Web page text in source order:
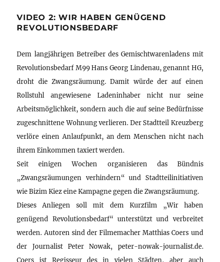
VIDEO 2: WIR HABEN GENÜGEND
REVOLUTIONSBEDARF
Dem langjährigen Betreiber des Gemischtwarenladens mit
Revolutionsbedarf M99 Hans Georg Lindenau, genannt HG,
droht die Zwangsräumung. Damit würde der auf einen
Rollstuhl angewiesene Ladeninhaber nicht nur seine
Arbeitsmöglichkeit, sondern auch die auf seine Bedürfnisse
zugeschnittene Wohnung verlieren. Der Stadtteil Kreuzberg
verlöre einen Anlaufpunkt, an dem Menschen nicht nach
ihrem Einkommen taxiert werden.
Seit einigen Wochen organisieren das Bündnis
„Zwangsräumungen verhindern“ und Stadtteilinitiativen
wie Bizim Kiez eine Kampagne gegen die Zwangsräumung.
Dieses Anliegen soll mit dem Kurzfilm „Wir haben
genügend Revolutionsbedarf“ unterstützt und verbreitet
werden. Autoren sind der Filmemacher Matthias Coers und
der Journalist Peter Nowak, peter-nowak-journalist.de.
Coers ist Regisseur des in vielen Städten, aber auch